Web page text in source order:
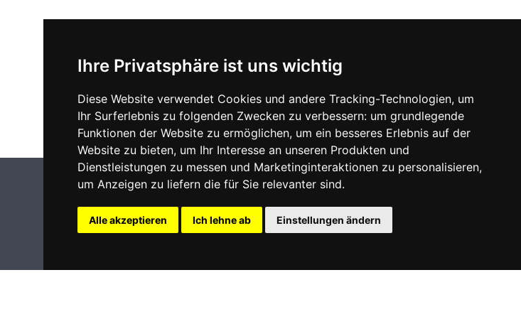
Ihre Privatsphäre ist uns wichtig
Diese Website verwendet Cookies und andere Tracking-Technologien, um
Ihr Surferlebnis zu folgenden Zwecken zu verbessern: um grundlegende
Funktionen der Website zu ermöglichen, um ein besseres Erlebnis auf der
Website zu bieten, um Ihr Interesse an unseren Produkten und
Dienstleistungen zu messen und Marketinginteraktionen zu personalisieren,
um Anzeigen zu liefern die für Sie relevanter sind.
Alle akzeptieren Ich lehne ab Einstellungen ändern
Impressum Datenschutz Login